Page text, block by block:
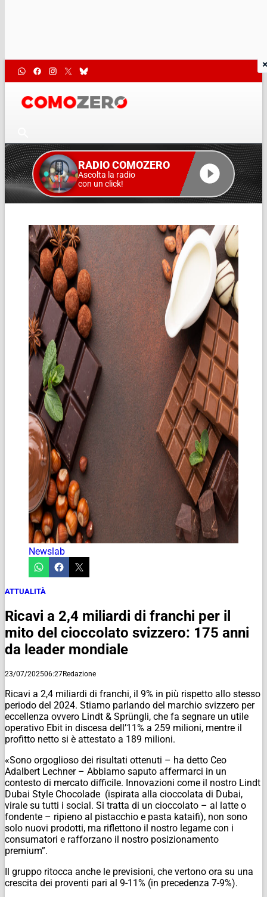
RADIO COMOZERO
Ascolta la radio
con un click!
Newslab
ATTUALITÀ
Ricavi a 2,4 miliardi di franchi per il
mito del cioccolato svizzero: 175 anni
da leader mondiale
23/07/202506:27Redazione
Ricavi a 2,4 miliardi di franchi, il 9% in più rispetto allo stesso
periodo del 2024. Stiamo parlando del marchio svizzero per
eccellenza ovvero Lindt & Sprüngli, che fa segnare un utile
operativo Ebit in discesa dell’11% a 259 milioni, mentre il
profitto netto si è attestato a 189 milioni.
«Sono orgoglioso dei risultati ottenuti – ha detto Ceo
Adalbert Lechner – Abbiamo saputo affermarci in un
contesto di mercato difficile. Innovazioni come il nostro Lindt
Dubai Style Chocolade (ispirata alla cioccolata di Dubai,
virale su tutti i social. Si tratta di un cioccolato – al latte o
fondente – ripieno al pistacchio e pasta kataifi), non sono
solo nuovi prodotti, ma riflettono il nostro legame con i
consumatori e rafforzano il nostro posizionamento
premium”.
Il gruppo ritocca anche le previsioni, che vertono ora su una
crescita dei proventi pari al 9-11% (in precedenza 7-9%).